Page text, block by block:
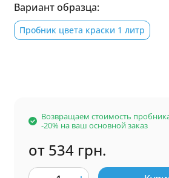
Вариант образца:
Пробник цвета краски 1 литр
Возвращаем стоимость
-20% на ваш основной заказ
от 534 грн.